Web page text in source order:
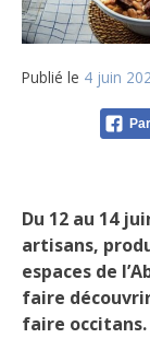
Publié le 4 juin
Du 12 au 14
artisans,
espaces de
faire
faire occitans.